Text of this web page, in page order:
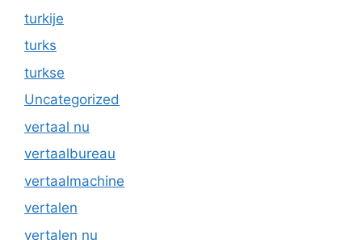
turkije
turks
turkse
Uncategorized
vertaal nu
vertaalbureau
vertaalmachine
vertalen
vertalen nu